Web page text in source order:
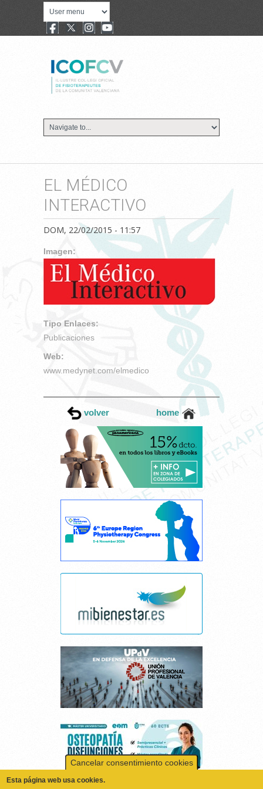
EL MÉDICO
INTERACTIVO
DOM, 22/02/2015 - 11:57
Imagen:
Tipo Enlaces:
Publicaciones
Web:
www.medynet.com/elmedico
volver home
Cancelar consentimiento cookies
Esta página web usa cookies.